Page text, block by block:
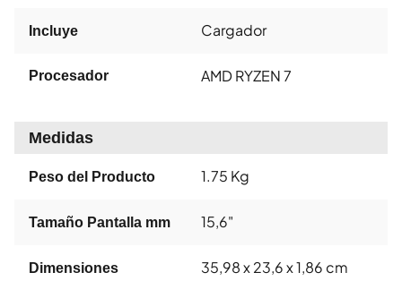
Incluye Cargador
Procesador AMD RYZEN 7
Medidas
Peso del Producto 1.75 Kg
Tamaño Pantalla mm 15,6"
Dimensiones 35,98 x 23,6 x 1,86 cm